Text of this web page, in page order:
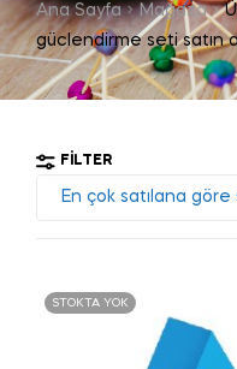
Ana Sayfa Mağaza
güclendirme seti satın
FILTER
STOKTA YOK